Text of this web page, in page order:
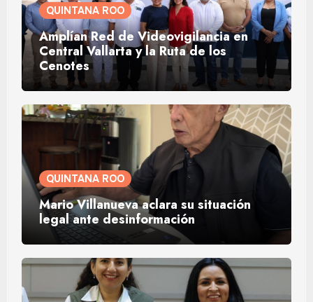
QUINTANA ROO
Amplían Red de Videovigilancia en
Central Vallarta y la Ruta de los
Cenotes
QUINTANA ROO
Mario Villanueva aclara su situación
legal ante desinformación